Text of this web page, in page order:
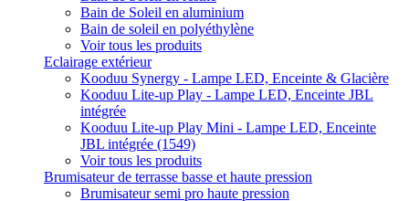
Bain de Soleil en aluminium
Bain de soleil en polyéthylène
Voir tous les produits
Eclairage extérieur
Kooduu Synergy - Lampe LED, Enceinte & Glacière
Kooduu Lite-up Play - Lampe LED, Enceinte JBL
intégrée
Kooduu Lite-up Play Mini - Lampe LED, Enceinte
JBL intégrée (1549)
Voir tous les produits
Brumisateur de terrasse basse et haute pression
Brumisateur semi pro haute pression